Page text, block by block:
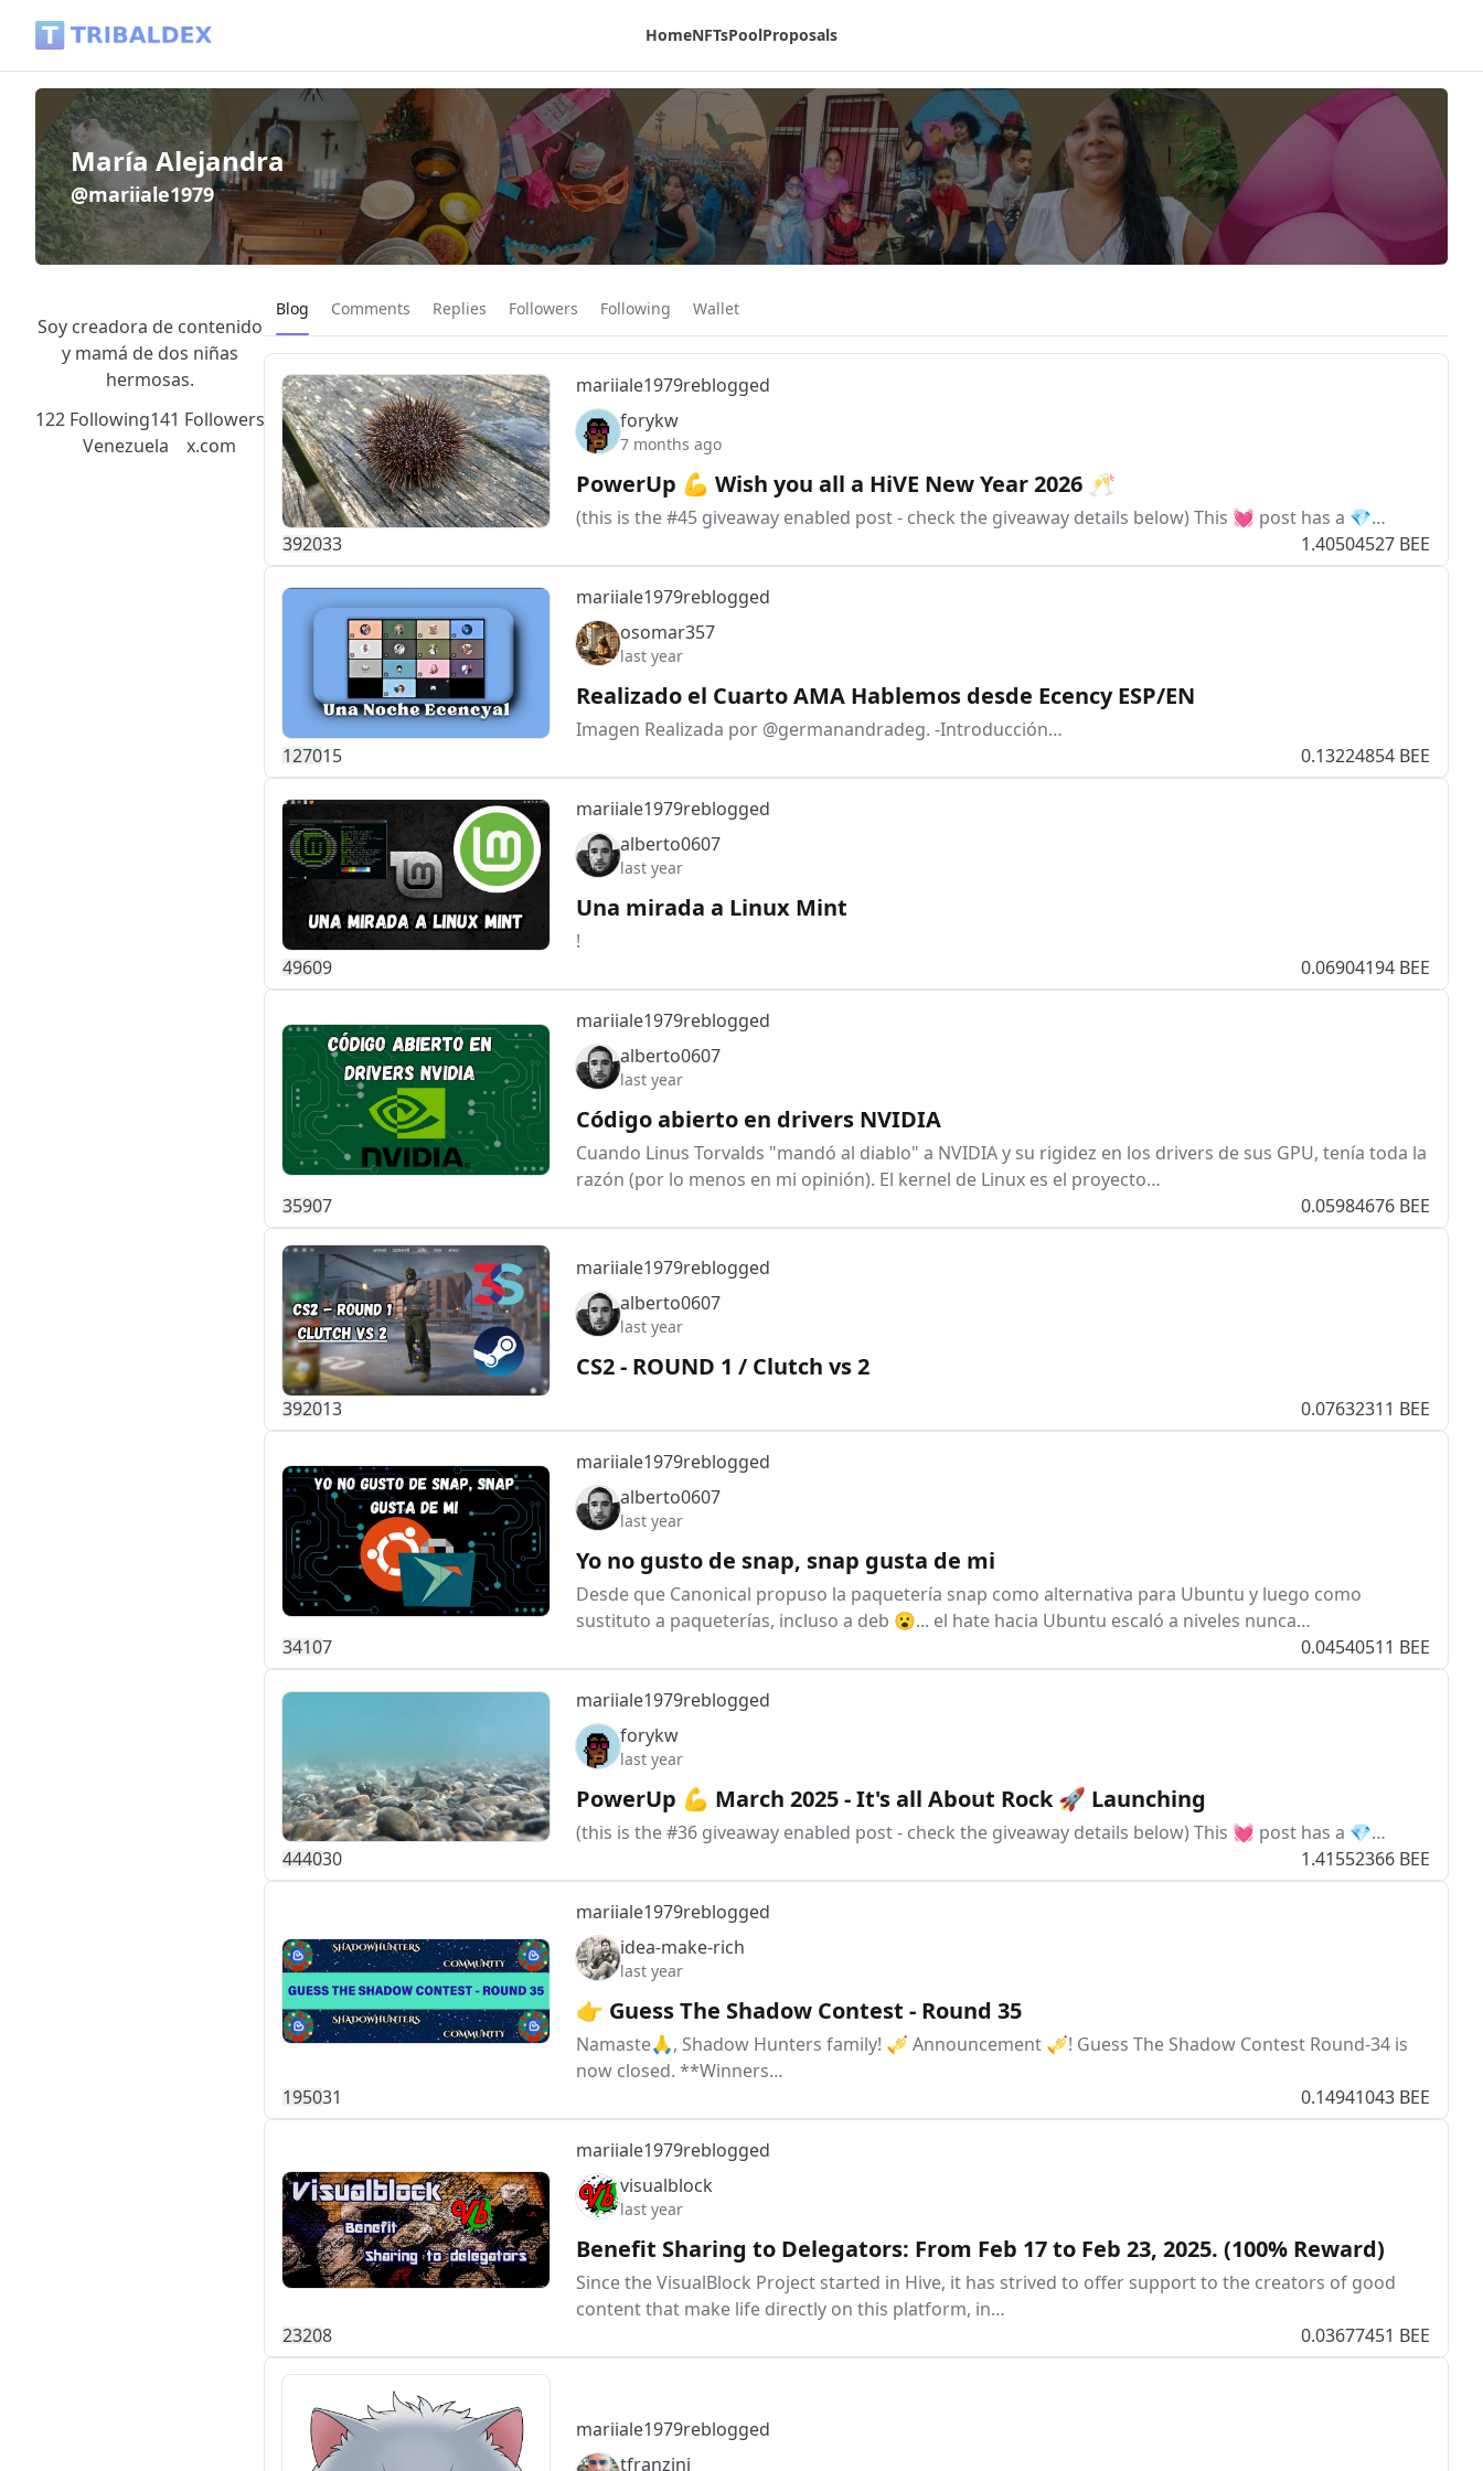
HomeNFTsPoolProposals
María Alejandra
@mariiale1979
Soy creadora de contenido
y mamá de dos niñas
hermosas.
122 Following141 Followers
Venezuela
x.com
Current page:
Blog Comments Replies Followers Following Wallet
mariiale1979reblogged
forykw
7 months ago
PowerUp 💪 Wish you all a HiVE New Year 2026 🥂
(this is the #45 giveaway enabled post - check the giveaway details below) This 💓 post has a 💎…
392033 1.40504527 BEE
mariiale1979reblogged
osomar357
last year
Realizado el Cuarto AMA Hablemos desde Ecency ESP/EN
Imagen Realizada por @germanandradeg. -Introducción…
127015 0.13224854 BEE
mariiale1979reblogged
alberto0607
last year
Una mirada a Linux Mint
!
49609 0.06904194 BEE
mariiale1979reblogged
alberto0607
last year
Código abierto en drivers NVIDIA
Cuando Linus Torvalds "mandó al diablo" a NVIDIA y su rigidez en los drivers de sus GPU, tenía toda la
razón (por lo menos en mi opinión). El kernel de Linux es el proyecto…
35907 0.05984676 BEE
mariiale1979reblogged
alberto0607
last year
CS2 - ROUND 1 / Clutch vs 2
392013 0.07632311 BEE
mariiale1979reblogged
alberto0607
last year
Yo no gusto de snap, snap gusta de mi
Desde que Canonical propuso la paquetería snap como alternativa para Ubuntu y luego como
sustituto a paqueterías, incluso a deb 😮... el hate hacia Ubuntu escaló a niveles nunca…
34107 0.04540511 BEE
mariiale1979reblogged
forykw
last year
PowerUp 💪 March 2025 - It's all About Rock 🚀 Launching
(this is the #36 giveaway enabled post - check the giveaway details below) This 💓 post has a 💎…
444030 1.41552366 BEE
mariiale1979reblogged
idea-make-rich
last year
👉 Guess The Shadow Contest - Round 35
Namaste🙏, Shadow Hunters family! 🎺 Announcement 🎺! Guess The Shadow Contest Round-34 is
now closed. **Winners…
195031 0.14941043 BEE
mariiale1979reblogged
visualblock
last year
Benefit Sharing to Delegators: From Feb 17 to Feb 23, 2025. (100% Reward)
Since the VisualBlock Project started in Hive, it has strived to offer support to the creators of good
content that make life directly on this platform, in…
23208 0.03677451 BEE
mariiale1979reblogged
tfranzini